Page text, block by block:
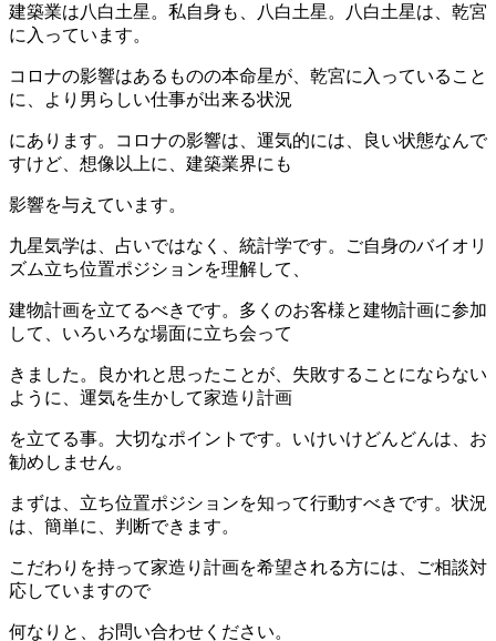
建築業は八白土星。私自身も、八白土星。八白土星は、乾宮
に入っています。
コロナの影響はあるものの本命星が、乾宮に入っていること
に、より男らしい仕事が出来る状況
にあります。コロナの影響は、運気的には、良い状態なんで
すけど、想像以上に、建築業界にも
影響を与えています。
九星気学は、占いではなく、統計学です。ご自身のバイオリ
ズム立ち位置ポジションを理解して、
建物計画を立てるべきです。多くのお客様と建物計画に参加
して、いろいろな場面に立ち会って
きました。良かれと思ったことが、失敗することにならない
ように、運気を生かして家造り計画
を立てる事。大切なポイントです。いけいけどんどんは、お
勧めしません。
まずは、立ち位置ポジションを知って行動すべきです。状況
は、簡単に、判断できます。
こだわりを持って家造り計画を希望される方には、ご相談対
応していますので
何なりと、お問い合わせください。